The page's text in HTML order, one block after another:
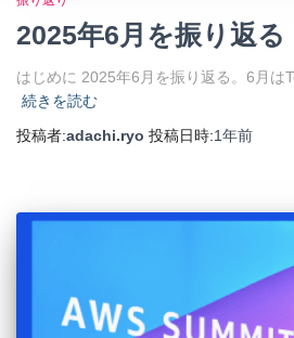
2025年6月を振り返る
はじめに 2025年6月を振り返る。6月は
続きを読む
投稿者:adachi.ryo 投稿日時:1年前